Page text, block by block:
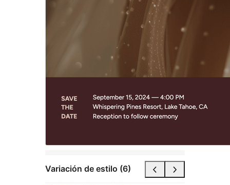
Variación de estilo (6)